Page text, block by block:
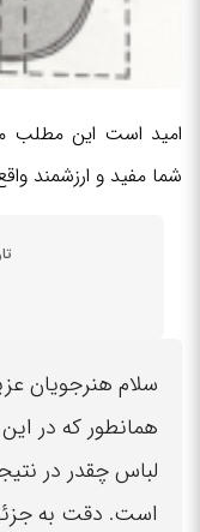
امید است این مطلب
شما مفید و ارزشمند
سلام هنرجویان
همانطور که در
لباس چقدر در
است. دقت به